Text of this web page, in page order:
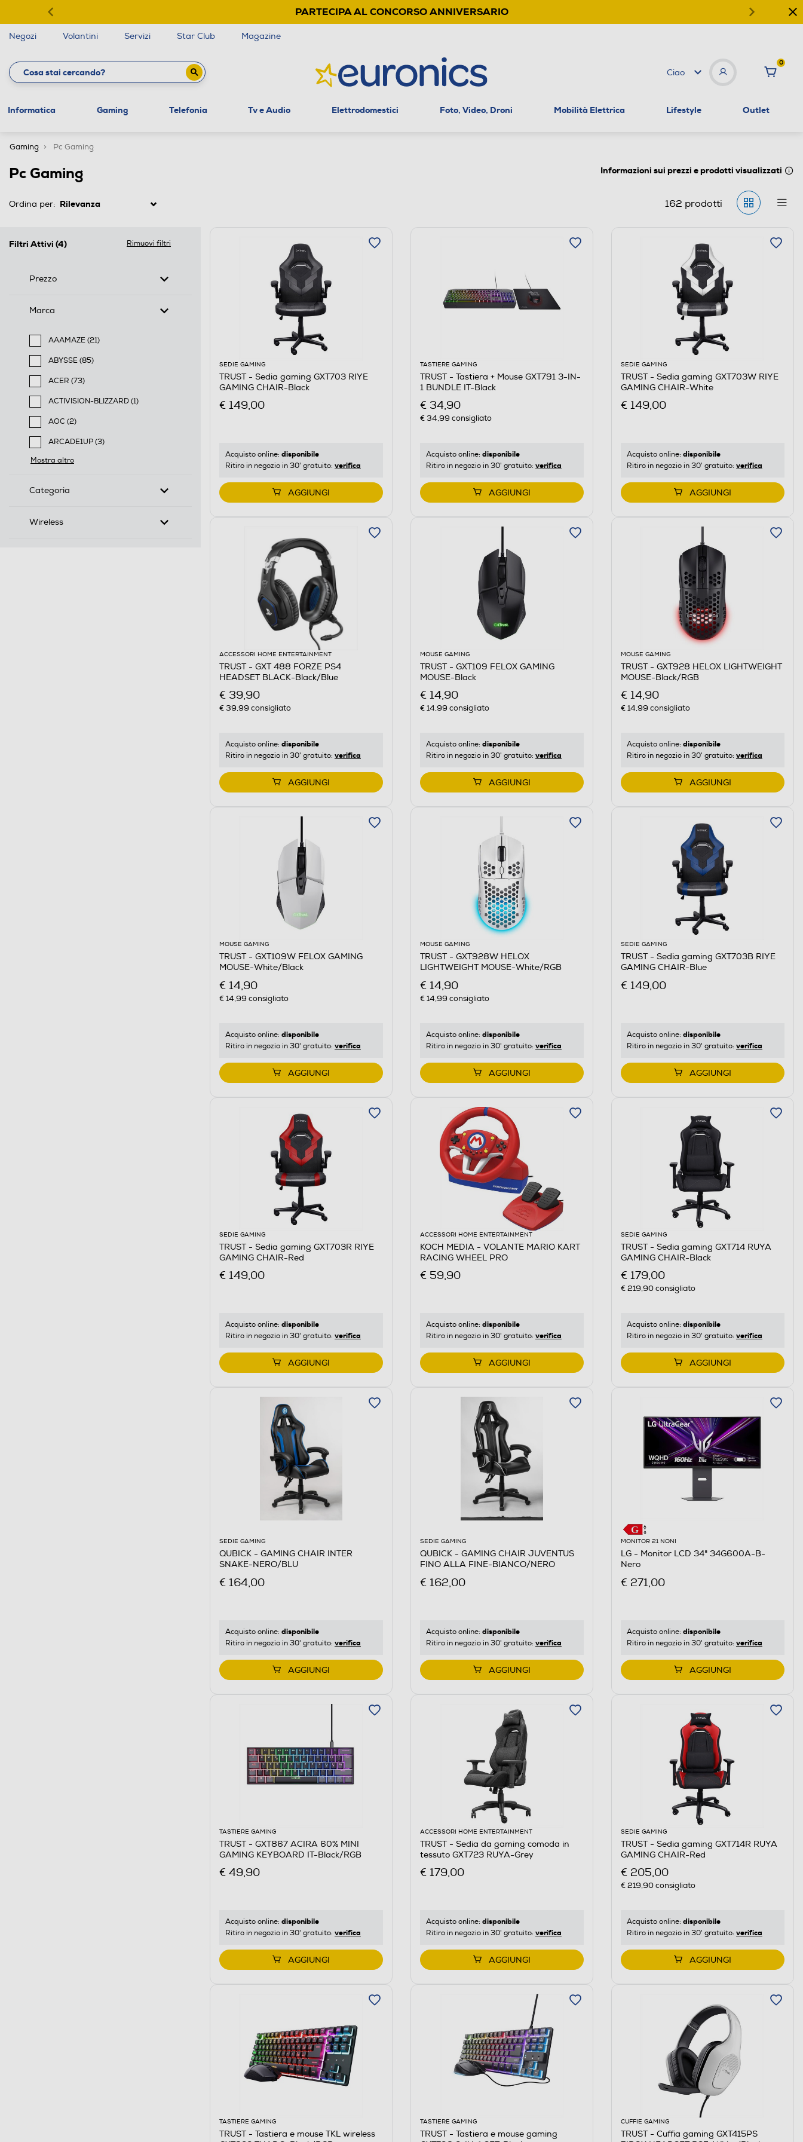
PARTECIPA AL CONCORSO ANNIVERSARIO
Negozi Volantini Servizi Star Club Magazine
Ciao
0
Informatica Gaming Telefonia Tv e Audio Elettrodomestici Foto, Video, Droni Mobilità Elettrica Lifestyle Outlet
Gaming Pc Gaming
Pc Gaming Informazioni sui prezzi e prodotti visualizzati
Ordina per: 162 prodotti
Filtri Attivi (4) Rimuovi filtri
Prezzo
Marca
AAAMAZE (21)
Filtra per Marca: AAAMAZE
ABYSSE (85)
Filtra per Marca: ABYSSE
ACER (73)
Filtra per Marca: ACER
ACTIVISION-BLIZZARD (1)
Filtra per Marca: ACTIVISION-BLIZZARD
AOC (2)
Filtra per Marca: AOC
ARCADE1UP (3)
Filtra per Marca: ARCADE1UP
Mostra altro
Categoria
Wireless
SEDIE GAMING
TRUST - Sedia gaming GXT703 RIYE
GAMING CHAIR-Black
€ 149,00
Acquisto online: disponibile
Ritiro in negozio in 30' gratuito: verifica
AGGIUNGI
TASTIERE GAMING
TRUST - Tastiera + Mouse GXT791 3-IN-
1 BUNDLE IT-Black
€ 34,90
€ 34,99 consigliato
Acquisto online: disponibile
Ritiro in negozio in 30' gratuito: verifica
AGGIUNGI
SEDIE GAMING
TRUST - Sedia gaming GXT703W RIYE
GAMING CHAIR-White
€ 149,00
Acquisto online: disponibile
Ritiro in negozio in 30' gratuito: verifica
AGGIUNGI
ACCESSORI HOME ENTERTAINMENT
TRUST - GXT 488 FORZE PS4
HEADSET BLACK-Black/Blue
€ 39,90
€ 39,99 consigliato
Acquisto online: disponibile
Ritiro in negozio in 30' gratuito: verifica
AGGIUNGI
MOUSE GAMING
TRUST - GXT109 FELOX GAMING
MOUSE-Black
€ 14,90
€ 14,99 consigliato
Acquisto online: disponibile
Ritiro in negozio in 30' gratuito: verifica
AGGIUNGI
MOUSE GAMING
TRUST - GXT928 HELOX LIGHTWEIGHT
MOUSE-Black/RGB
€ 14,90
€ 14,99 consigliato
Acquisto online: disponibile
Ritiro in negozio in 30' gratuito: verifica
AGGIUNGI
MOUSE GAMING
TRUST - GXT109W FELOX GAMING
MOUSE-White/Black
€ 14,90
€ 14,99 consigliato
Acquisto online: disponibile
Ritiro in negozio in 30' gratuito: verifica
AGGIUNGI
MOUSE GAMING
TRUST - GXT928W HELOX
LIGHTWEIGHT MOUSE-White/RGB
€ 14,90
€ 14,99 consigliato
Acquisto online: disponibile
Ritiro in negozio in 30' gratuito: verifica
AGGIUNGI
SEDIE GAMING
TRUST - Sedia gaming GXT703B RIYE
GAMING CHAIR-Blue
€ 149,00
Acquisto online: disponibile
Ritiro in negozio in 30' gratuito: verifica
AGGIUNGI
SEDIE GAMING
TRUST - Sedia gaming GXT703R RIYE
GAMING CHAIR-Red
€ 149,00
Acquisto online: disponibile
Ritiro in negozio in 30' gratuito: verifica
AGGIUNGI
ACCESSORI HOME ENTERTAINMENT
KOCH MEDIA - VOLANTE MARIO KART
RACING WHEEL PRO
€ 59,90
Acquisto online: disponibile
Ritiro in negozio in 30' gratuito: verifica
AGGIUNGI
SEDIE GAMING
TRUST - Sedia gaming GXT714 RUYA
GAMING CHAIR-Black
€ 179,00
€ 219,90consigliato
Acquisto online: disponibile
Ritiro in negozio in 30' gratuito: verifica
AGGIUNGI
SEDIE GAMING
QUBICK - GAMING CHAIR INTER
SNAKE-NERO/BLU
€ 164,00
Acquisto online: disponibile
Ritiro in negozio in 30' gratuito: verifica
AGGIUNGI
SEDIE GAMING
QUBICK - GAMING CHAIR JUVENTUS
FINO ALLA FINE-BIANCO/NERO
€ 162,00
Acquisto online: disponibile
Ritiro in negozio in 30' gratuito: verifica
AGGIUNGI
MONITOR 21 NONI
LG - Monitor LCD 34" 34G600A-B-
Nero
€ 271,00
Acquisto online: disponibile
Ritiro in negozio in 30' gratuito: verifica
AGGIUNGI
TASTIERE GAMING
TRUST - GXT867 ACIRA 60% MINI
GAMING KEYBOARD IT-Black/RGB
€ 49,90
Acquisto online: disponibile
Ritiro in negozio in 30' gratuito: verifica
AGGIUNGI
ACCESSORI HOME ENTERTAINMENT
TRUST - Sedia da gaming comoda in
tessuto GXT723 RUYA-Grey
€ 179,00
Acquisto online: disponibile
Ritiro in negozio in 30' gratuito: verifica
AGGIUNGI
SEDIE GAMING
TRUST - Sedia gaming GXT714R RUYA
GAMING CHAIR-Red
€ 205,00
€ 219,90consigliato
Acquisto online: disponibile
Ritiro in negozio in 30' gratuito: verifica
AGGIUNGI
TASTIERE GAMING
TRUST - Tastiera e mouse TKL wireless
TASTIERE GAMING
TRUST - Tastiera e mouse gaming
CUFFIE GAMING
TRUST - Cuffia gaming GXT415PS